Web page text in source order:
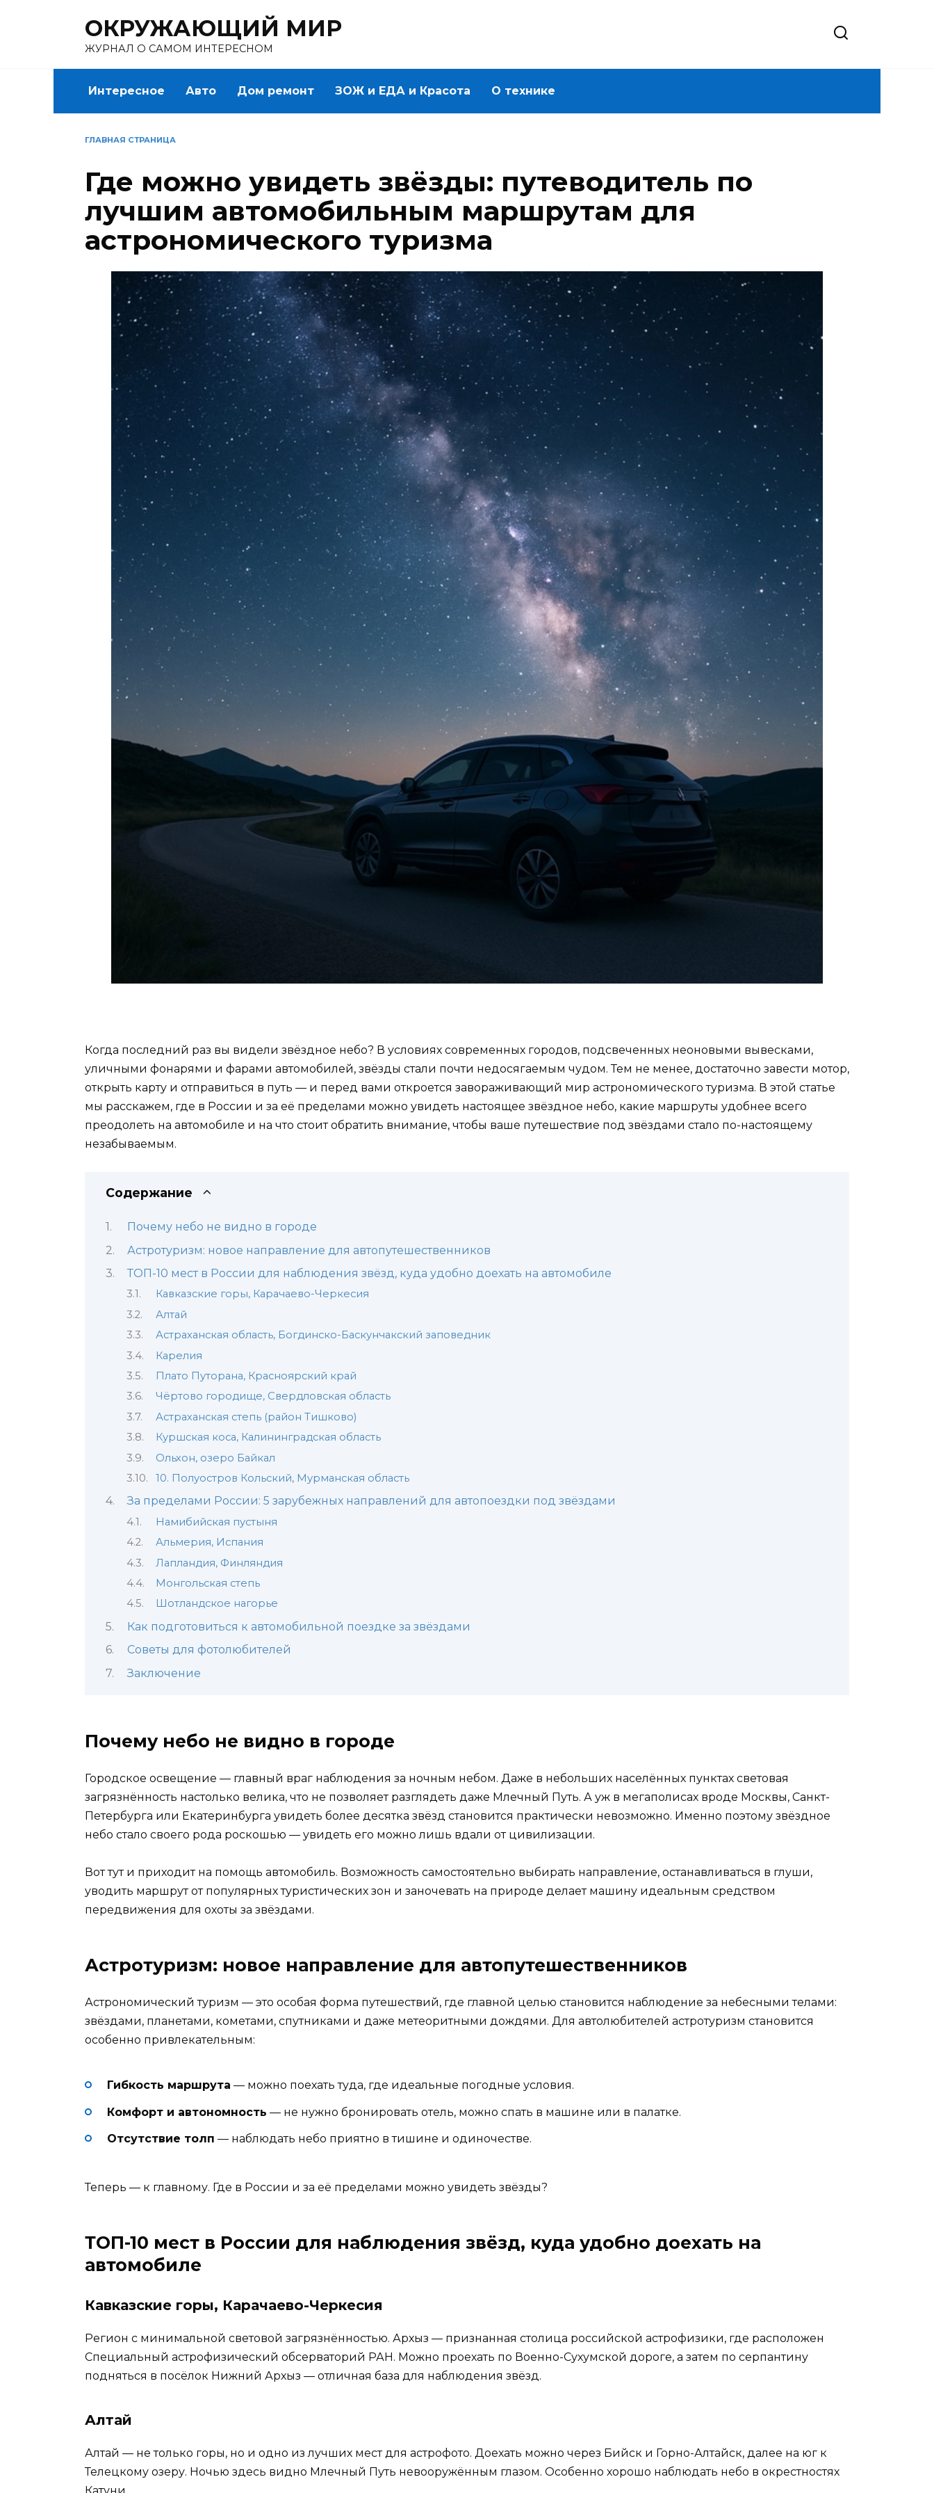
ОКРУЖАЮЩИЙ МИР
ЖУРНАЛ О САМОМ ИНТЕРЕСНОМ
Интересное Авто Дом ремонт ЗОЖ и ЕДА и Красота О технике
ГЛАВНАЯ СТРАНИЦА
Где можно увидеть звёзды: путеводитель по
лучшим автомобильным маршрутам для
астрономического туризма
Когда последний раз вы видели звёздное небо? В условиях современных городов, подсвеченных неоновыми вывесками,
уличными фонарями и фарами автомобилей, звёзды стали почти недосягаемым чудом. Тем не менее, достаточно завести мотор,
открыть карту и отправиться в путь — и перед вами откроется завораживающий мир астрономического туризма. В этой статье
мы расскажем, где в России и за её пределами можно увидеть настоящее звёздное небо, какие маршруты удобнее всего
преодолеть на автомобиле и на что стоит обратить внимание, чтобы ваше путешествие под звёздами стало по-настоящему
незабываемым.
Содержание
Почему небо не видно в городе
Астротуризм: новое направление для автопутешественников
ТОП-10 мест в России для наблюдения звёзд, куда удобно доехать на автомобиле
Кавказские горы, Карачаево-Черкесия
Алтай
Астраханская область, Богдинско-Баскунчакский заповедник
Карелия
Плато Путорана, Красноярский край
Чёртово городище, Свердловская область
Астраханская степь (район Тишково)
Куршская коса, Калининградская область
Ольхон, озеро Байкал
10. Полуостров Кольский, Мурманская область
За пределами России: 5 зарубежных направлений для автопоездки под звёздами
Намибийская пустыня
Альмерия, Испания
Лапландия, Финляндия
Монгольская степь
Шотландское нагорье
Как подготовиться к автомобильной поездке за звёздами
Советы для фотолюбителей
Заключение
Почему небо не видно в городе
Городское освещение — главный враг наблюдения за ночным небом. Даже в небольших населённых пунктах световая
загрязнённость настолько велика, что не позволяет разглядеть даже Млечный Путь. А уж в мегаполисах вроде Москвы, Санкт-
Петербурга или Екатеринбурга увидеть более десятка звёзд становится практически невозможно. Именно поэтому звёздное
небо стало своего рода роскошью — увидеть его можно лишь вдали от цивилизации.
Вот тут и приходит на помощь автомобиль. Возможность самостоятельно выбирать направление, останавливаться в глуши,
уводить маршрут от популярных туристических зон и заночевать на природе делает машину идеальным средством
передвижения для охоты за звёздами.
Астротуризм: новое направление для автопутешественников
Астрономический туризм — это особая форма путешествий, где главной целью становится наблюдение за небесными телами:
звёздами, планетами, кометами, спутниками и даже метеоритными дождями. Для автолюбителей астротуризм становится
особенно привлекательным:
Гибкость маршрута — можно поехать туда, где идеальные погодные условия.
Комфорт и автономность — не нужно бронировать отель, можно спать в машине или в палатке.
Отсутствие толп — наблюдать небо приятно в тишине и одиночестве.
Теперь — к главному. Где в России и за её пределами можно увидеть звёзды?
ТОП-10 мест в России для наблюдения звёзд, куда удобно доехать на
автомобиле
Кавказские горы, Карачаево-Черкесия
Регион с минимальной световой загрязнённостью. Архыз — признанная столица российской астрофизики, где расположен
Специальный астрофизический обсерваторий РАН. Можно проехать по Военно-Сухумской дороге, а затем по серпантину
подняться в посёлок Нижний Архыз — отличная база для наблюдения звёзд.
Алтай
Алтай — не только горы, но и одно из лучших мест для астрофото. Доехать можно через Бийск и Горно-Алтайск, далее на юг к
Телецкому озеру. Ночью здесь видно Млечный Путь невооружённым глазом. Особенно хорошо наблюдать небо в окрестностях